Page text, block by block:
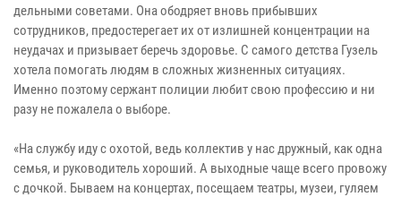
дельными советами. Она ободряет вновь прибывших
сотрудников, предостерегает их от излишней концентрации на
неудачах и призывает беречь здоровье. С самого детства Гузель
хотела помогать людям в сложных жизненных ситуациях.
Именно поэтому сержант полиции любит свою профессию и ни
разу не пожалела о выборе.
«На службу иду с охотой, ведь коллектив у нас дружный, как одна
семья, и руководитель хороший. А выходные чаще всего провожу
с дочкой. Бываем на концертах, посещаем театры, музеи, гуляем